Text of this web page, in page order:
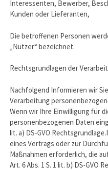
Interessenten, Bewerber,
Kunden oder Lieferanten,
Die betroffenen Personen
„Nutzer“ bezeichnet.
Rechtsgrundlagen der
Nachfolgend Informieren wir
Verarbeitung
Wenn wir Ihre Einwilligung für
personenbezogenen Daten
lit. a) DS-GVO
eines Vertrags oder zur
Maßnahmen erforderlich, die
Art. 6 Abs. 1 S. 1 lit. b) DS-GVO